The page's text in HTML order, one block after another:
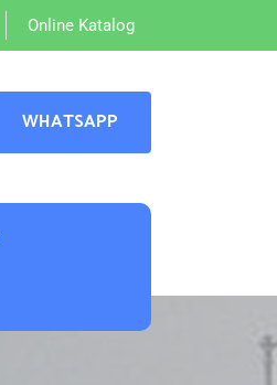
Online Katalog
WHATSAPP